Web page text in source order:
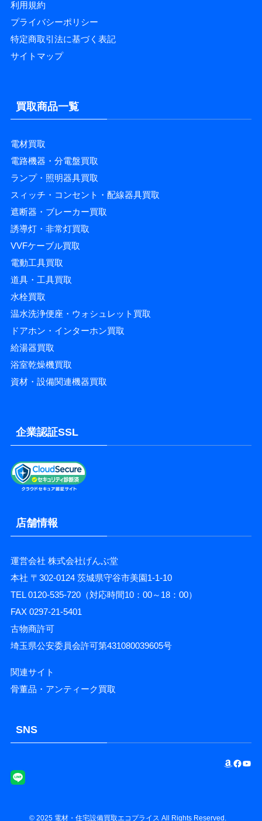
利用規約
プライバシーポリシー
特定商取引法に基づく表記
サイトマップ
買取商品一覧
電材買取
電路機器・分電盤買取
ランプ・照明器具買取
スィッチ・コンセント・配線器具買取
遮断器・ブレーカー買取
誘導灯・非常灯買取
VVFケーブル買取
電動工具買取
道具・工具買取
水栓買取
温水洗浄便座・ウォシュレット買取
ドアホン・インターホン買取
給湯器買取
浴室乾燥機買取
資材・設備関連機器買取
企業認証SSL
店舗情報
運営会社 株式会社げんぶ堂
本社 〒302-0124 茨城県守谷市美園1-1-10
TEL 0120-535-720（対応時間10：00～18：00）
FAX 0297-21-5401
古物商許可
埼玉県公安委員会許可第431080039605号
関連サイト
骨董品・アンティーク買取
SNS
Amazon Facebook YouTube
©2025 電材・住宅設備買取エコプライス All Rights Reserved.